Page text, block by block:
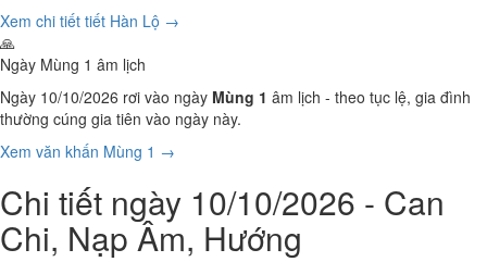
Xem chi tiết tiết Hàn Lộ →
🙏
Ngày Mùng 1 âm lịch
Ngày 10/10/2026 rơi vào ngày Mùng 1 âm lịch - theo tục lệ, gia đình
thường cúng gia tiên vào ngày này.
Xem văn khấn Mùng 1 →
Chi tiết ngày 10/10/2026 - Can
Chi, Nạp Âm, Hướng